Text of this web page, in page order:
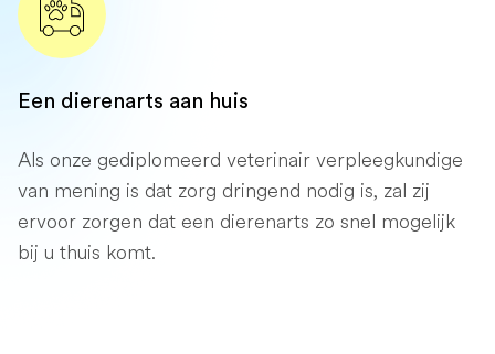
Een dierenarts aan huis
Als onze gediplomeerd veterinair verpleegkundige
van mening is dat zorg dringend nodig is, zal zij
ervoor zorgen dat een dierenarts zo snel mogelijk
bij u thuis komt.